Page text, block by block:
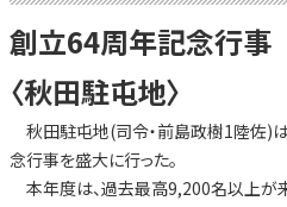
創立64周年記念行事
〈秋田駐屯地〉
秋田駐屯地(司令・前島政樹1陸佐)
念行事を盛大に行った。
本年度は、過去最高9,200名以上が